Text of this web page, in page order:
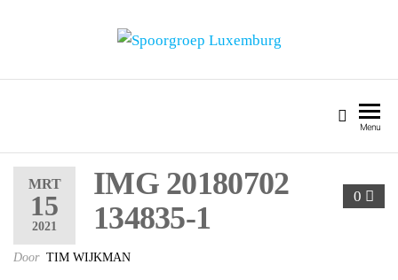
Menu
MRT
15
2021
0
IMG 20180702
134835-1
Door TIM WIJKMAN